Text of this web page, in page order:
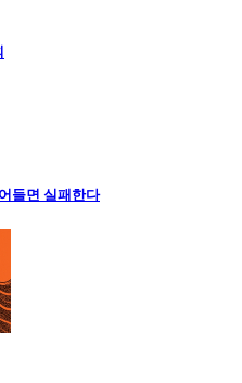
들면 실패한다